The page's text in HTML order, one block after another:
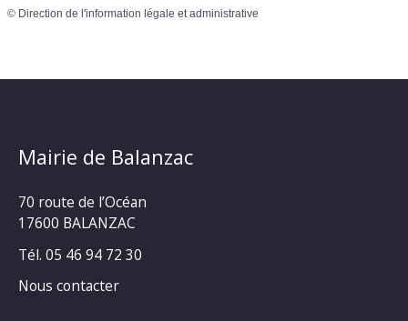
© Direction de l'information légale et administrative
Mairie de Balanzac
70 route de l’Océan
17600 BALANZAC
Tél. 05 46 94 72 30
Nous contacter